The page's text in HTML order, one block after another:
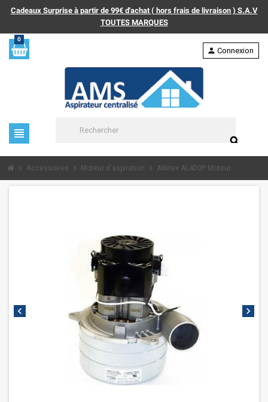
Cadeaux Surprise à partir de 99€ d'achat ( hors frais de livraison ) S.A.V
TOUTES MARQUES
0
view_headline
search
person Connexion
chevron_right Accessoires chevron_right Moteur d'aspiration chevron_right Alkitex AL400P Moteur
chevron_left chevron_right